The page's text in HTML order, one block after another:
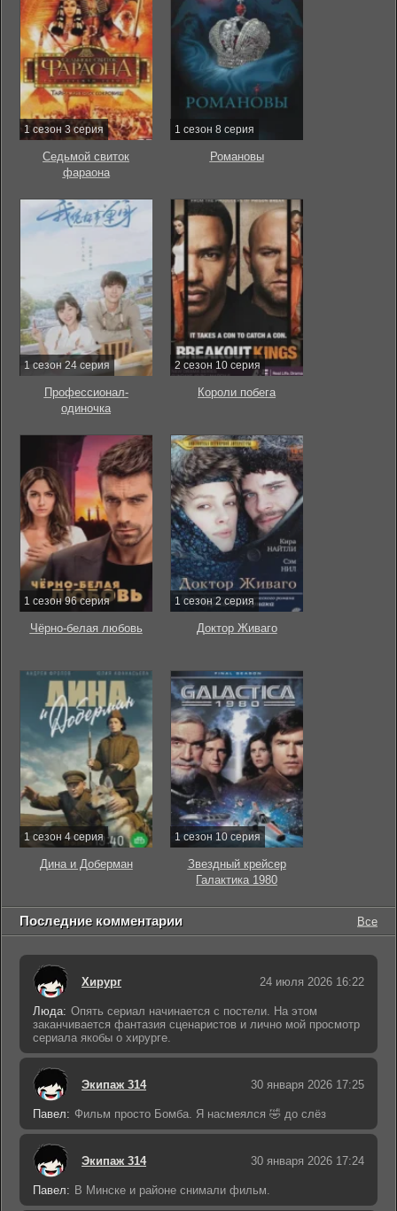
1 сезон 3 серия
Седьмой свиток
фараона
1 сезон 8 серия
Романовы
1 сезон 24 серия
Профессионал-
одиночка
2 сезон 10 серия
Короли побега
1 сезон 96 серия
Чёрно-белая любовь
1 сезон 2 серия
Доктор Живаго
1 сезон 4 серия
Дина и Доберман
1 сезон 10 серия
Звездный крейсер
Галактика 1980
Последние комментарии Все
Хирург 24 июля 2026 16:22
Люда: Опять сериал начинается с постели. На этом
заканчивается фантазия сценаристов и лично мой просмотр
сериала якобы о хирурге.
Экипаж 314 30 января 2026 17:25
Павел: Фильм просто Бомба. Я насмеялся 🤣 до слёз
Экипаж 314 30 января 2026 17:24
Павел: В Минске и районе снимали фильм.